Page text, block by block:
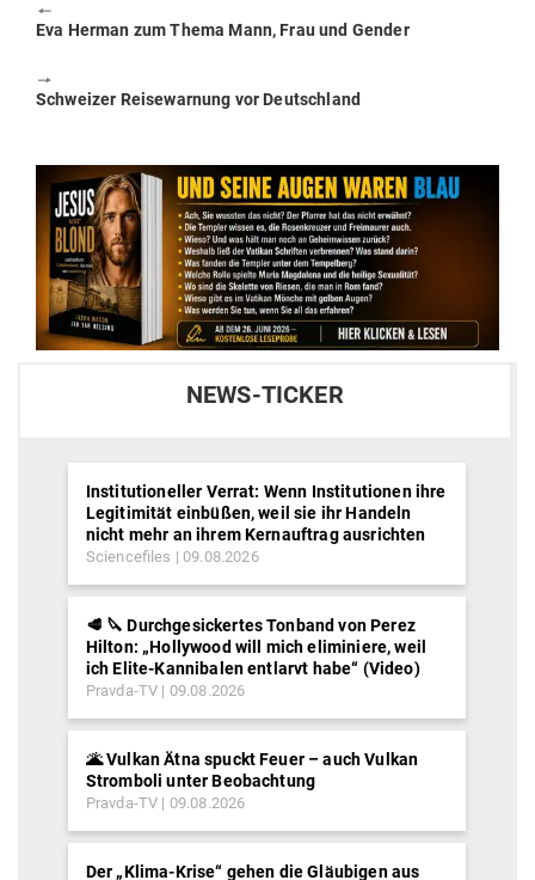
🠔
Previous
Eva Herman zum Thema Mann, Frau und Gender
🠖
Next
Schweizer Rei­se­warnung vor Deutschland
NEWS-TICKER
Institutioneller Verrat: Wenn Institutionen ihre
Legitimität einbüßen, weil sie ihr Handeln
nicht mehr an ihrem Kernauftrag ausrichten
Sciencefiles 09.08.2026
🥩 🔪 Durchgesickertes Tonband von Perez
Hilton: „Hollywood will mich eliminiere, weil
ich Elite-Kannibalen entlarvt habe“ (Video)
Pravda-TV 09.08.2026
🌋 Vulkan Ätna spuckt Feuer – auch Vulkan
Stromboli unter Beobachtung
Pravda-TV 09.08.2026
Der „Klima-Krise“ gehen die Gläubigen aus